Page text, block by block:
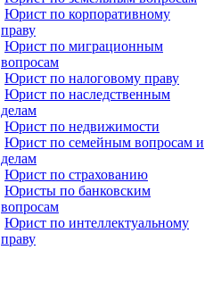
Юрист по корпоративному
праву
Юрист по миграционным
вопросам
Юрист по налоговому праву
Юрист по наследственным
делам
Юрист по недвижимости
Юрист по семейным вопросам и
делам
Юрист по страхованию
Юристы по банковским
вопросам
Юрист по интеллектуальному
праву